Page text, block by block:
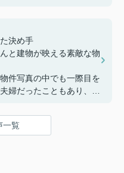
入できるように客の気持
できると思い、ここで購
、もっとこうして欲しか
告ができました。
ことがなく、緊急性のあ
決め手
と建物が映える素敵な物
件写真の中でも一際目を
婦だったこともあり、こ
でした。真夏の暑い中で
てください！」と長い時
一覧